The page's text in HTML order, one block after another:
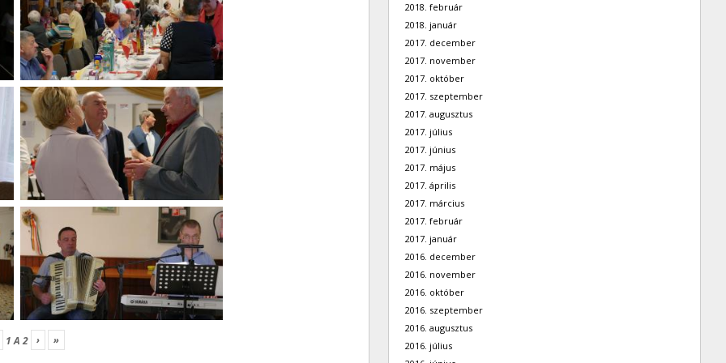
1A2 › »
2018. február
2018. január
2017. december
2017. november
2017. október
2017. szeptember
2017. augusztus
2017. július
2017. június
2017. május
2017. április
2017. március
2017. február
2017. január
2016. december
2016. november
2016. október
2016. szeptember
2016. augusztus
2016. július